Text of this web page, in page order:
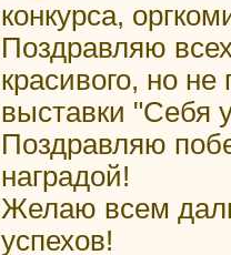
конкурса,
Поздравляю
красивого, но не
выставки "Себя
Поздравляю
наградой!
Желаю всем
успехов!